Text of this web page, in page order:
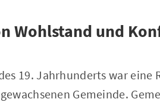
Wohlstand und
19. Jahrhunderts war
Gemeinde.